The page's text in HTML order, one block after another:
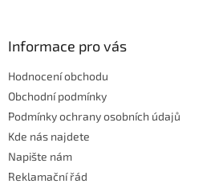
v
Informace pro vás
Hodnocení obchodu
Obchodní podmínky
Podmínky ochrany osobních údajů
Kde nás najdete
Napište nám
Reklamační řád